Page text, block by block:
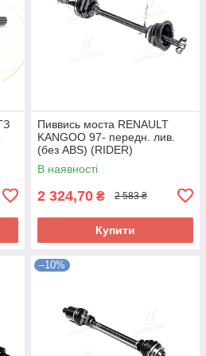
Пиввись моста RENAULT
KANGOO 97- передн. лив.
(без ABS) (RIDER)
RD.255021061 UA58
В наявності
2 324,70 ₴ 2 583 ₴
Купити
–10%